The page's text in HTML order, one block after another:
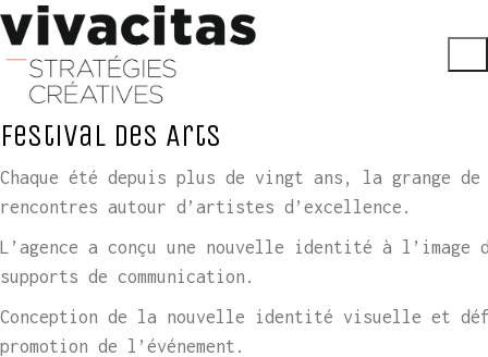
Festival des Arts
Chaque été depuis plus de vingt ans, la grange
rencontres autour d’artistes d’excellence.
L’agence a conçu une nouvelle identité à
supports de communication.
Conception de la nouvelle identité visuelle et
promotion de l’événement.